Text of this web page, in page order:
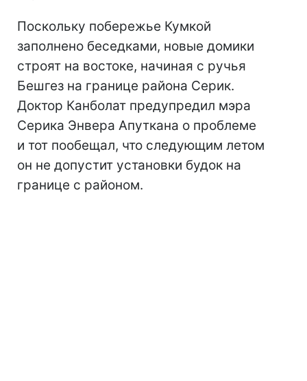
Поскольку побережье Кумкой
заполнено беседками, новые домики
строят на востоке, начиная с ручья
Бешгез на границе района Серик.
Доктор Канболат предупредил мэра
Серика Энвера Апуткана о проблеме
и тот пообещал, что следующим летом
он не допустит установки будок на
границе с районом.